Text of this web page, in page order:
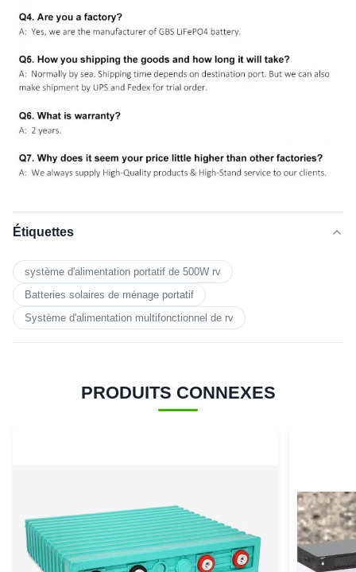
Étiquettes
système d'alimentation portatif de 500W rv
Batteries solaires de ménage portatif
Système d'alimentation multifonctionnel de rv
PRODUITS CONNEXES